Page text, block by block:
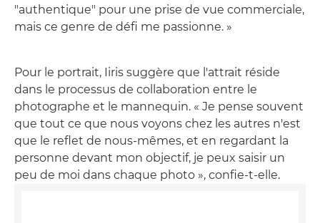
"authentique" pour une prise de vue commerciale,
mais ce genre de défi me passionne. »
Pour le portrait, Iiris suggère que l'attrait réside
dans le processus de collaboration entre le
photographe et le mannequin. « Je pense souvent
que tout ce que nous voyons chez les autres n'est
que le reflet de nous-mêmes, et en regardant la
personne devant mon objectif, je peux saisir un
peu de moi dans chaque photo », confie-t-elle.